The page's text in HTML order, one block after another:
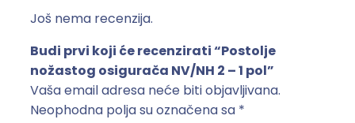
ž
a
s
t
o
Još nema recenzija.
Budi prvi koji će recenzirati “Postolje
nožastog osigurača NV/NH 2 – 1 pol”
Vaša email adresa neće biti objavljivana.
Neophodna polja su označena sa *